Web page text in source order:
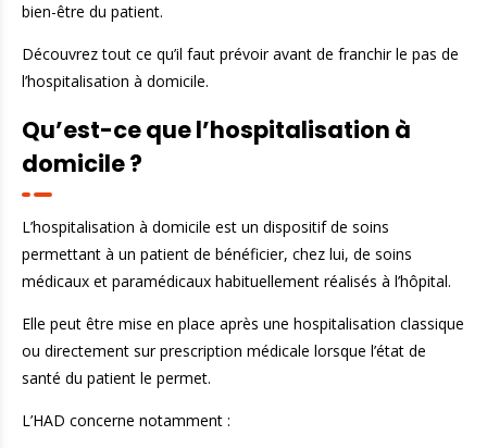
bien-être du patient.
Découvrez tout ce qu’il faut prévoir avant de franchir le pas de
l’hospitalisation à domicile.
Qu’est-ce que l’hospitalisation à
domicile ?
L’hospitalisation à domicile est un dispositif de soins
permettant à un patient de bénéficier, chez lui, de soins
médicaux et paramédicaux habituellement réalisés à l’hôpital.
Elle peut être mise en place après une hospitalisation classique
ou directement sur prescription médicale lorsque l’état de
santé du patient le permet.
L’HAD concerne notamment :